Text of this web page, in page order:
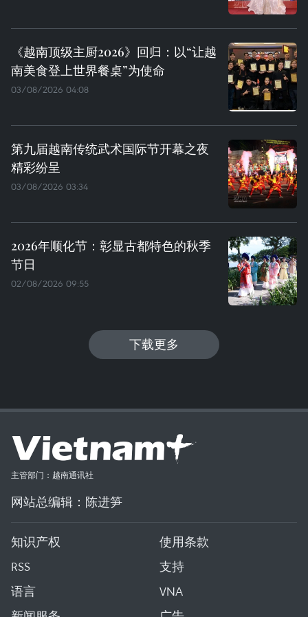
《越南顶级主厨2026》回归：以“让越
南美食登上世界餐桌”为使命
03/08/2026 04:08
第九届越南传统武术国际节开幕之夜
精彩纷呈
03/08/2026 03:34
2026年顺化节：彰显古都特色的秋季
节日
02/08/2026 09:55
下载更多
主管部门：越南通讯社
网站总编辑：陈进笋
知识产权
使用条款
RSS
支持
语言
VNA